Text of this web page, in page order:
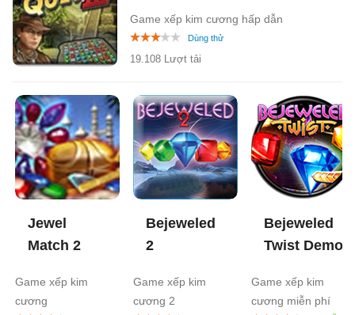
Game xếp kim cương hấp dẫn
19.108 Lượt tải
Jewel
Match 2
Game xếp kim
cương
Bejeweled
2
Game xếp kim
cương 2
Bejeweled
Twist Demo
Game xếp kim
cương miễn phí